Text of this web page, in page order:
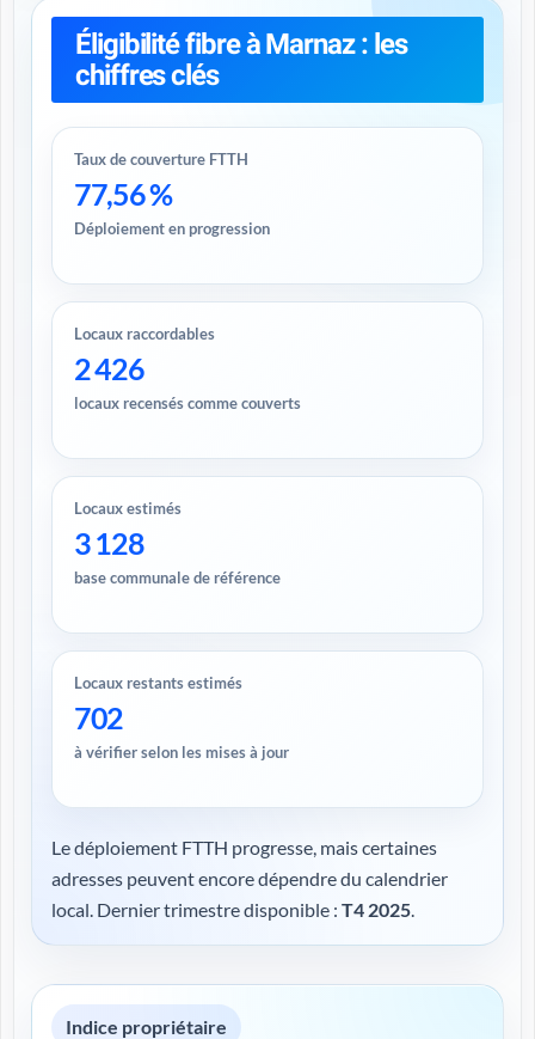
Éligibilité fibre à Marnaz : les
chiffres clés
Taux de couverture FTTH
77,56 %
Déploiement en progression
Locaux raccordables
2 426
locaux recensés comme couverts
Locaux estimés
3 128
base communale de référence
Locaux restants estimés
702
à vérifier selon les mises à jour
Le déploiement FTTH progresse, mais certaines
adresses peuvent encore dépendre du calendrier
local. Dernier trimestre disponible : T4 2025.
Indice propriétaire